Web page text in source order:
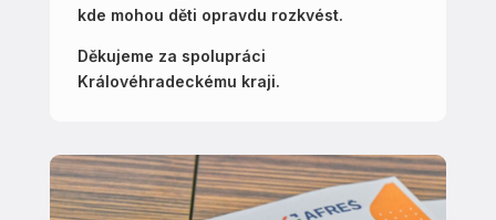
kde mohou děti opravdu rozkvést.
Děkujeme za spolupráci
Královéhradeckému kraji.